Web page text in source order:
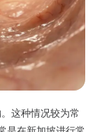
这种情况较为常